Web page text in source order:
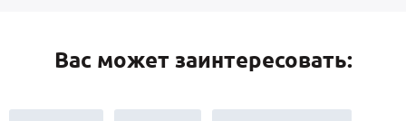
Вас может заинтересовать: